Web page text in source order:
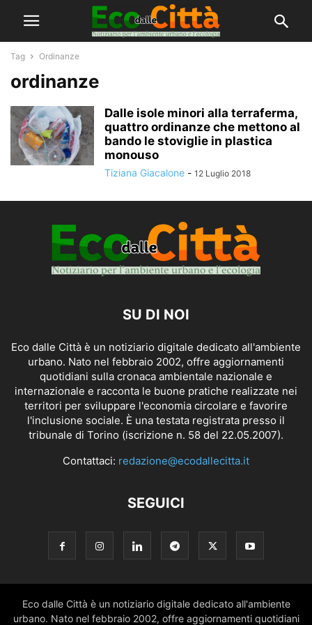
Tag Ordinanze
ordinanze
Dalle isole minori alla terraferma,
quattro ordinanze che mettono al
bando le stoviglie in plastica
monouso
Tiziana Giacalone - 12 Luglio 2018
SU DI NOI
Eco dalle Città è un notiziario digitale dedicato all'ambiente
urbano. Nato nel febbraio 2002, offre aggiornamenti
quotidiani sulla cronaca ambientale nazionale e
internazionale e racconta le buone pratiche realizzate nei
territori per sviluppare l'economia circolare e favorire
l'inclusione sociale. È una testata registrata presso il
tribunale di Torino (iscrizione n. 58 del 22.05.2007).
Contattaci: redazione@ecodallecitta.it
SEGUICI
Eco dalle Città è un notiziario digitale dedicato all'ambiente
urbano. Nato nel febbraio 2002, offre aggiornamenti quotidiani